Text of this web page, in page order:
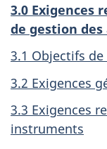
3.0 Exigences
de gestion
3.1 Objectifs
3.2 Exigences
3.3 Exigences
instruments